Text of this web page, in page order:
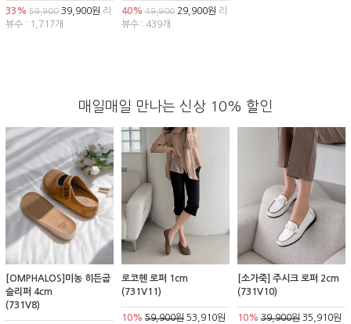
33% 59,900 39,900원 리
뷰수 : 1,717개
40% 49,90029,900원 리
뷰수 : 439개
매일매일 만나는 신상 10% 할인
[OMPHALOS]미농 히든굽
슬리퍼 4cm
(731V8)
로코헨 로퍼 1cm
(731V11)
10% 59,900원53,910원
[소가죽] 주시크 로퍼 2cm
(731V10)
10% 39,900원35,910원